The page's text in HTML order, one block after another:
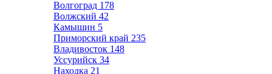
Волгоград 178
Волжский 42
Камышин 5
Приморский край 235
Владивосток 148
Уссурийск 34
Находка 21